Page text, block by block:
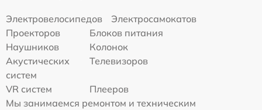
Электровелосипедов
Электросамокатов
Проекторов
Блоков питания
Наушников
Колонок
Акустических
систем
Телевизоров
VR систем
Плееров
Мы занимаемся ремонтом и техническим